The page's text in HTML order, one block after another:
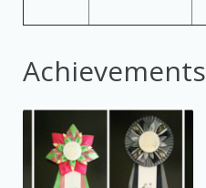
Achievements